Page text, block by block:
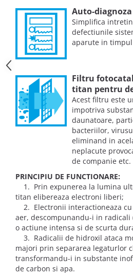
Auto-diagnoza
Simplifica
defectiunile
aparute in
Filtru
titan pentru
Acest filtru este
impotriva
daunatoare,
bacteriilor,
eliminand in
neplacute
de companie etc.
PRINCIPIU DE FUNCTIONARE:
1. Prin expunerea la lumina
titan elibereaza electroni liberi;
2. Electronii interactioneaza
aer, descompunandu-i in radicali
o actiune intensa si de scurta
3. Radicalii de hidroxil ataca
majori prin separarea legaturlor
transformandu-i in substante
de carbon si apa.